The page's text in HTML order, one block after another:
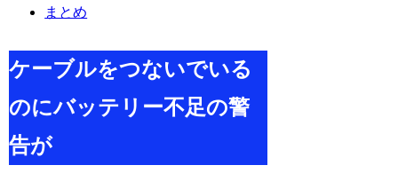
まとめ
ケーブルをつないでいる
のにバッテリー不足の警
告が